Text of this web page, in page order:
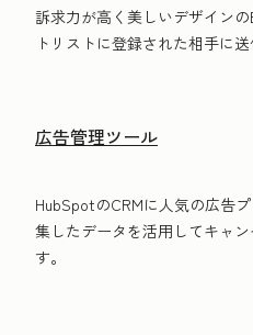
訴求力が高く美しいデザイン
トリストに登録された相手に送
広告管理ツール
HubSpotのCRMに人気の広告
集したデータを活用してキャ
す。